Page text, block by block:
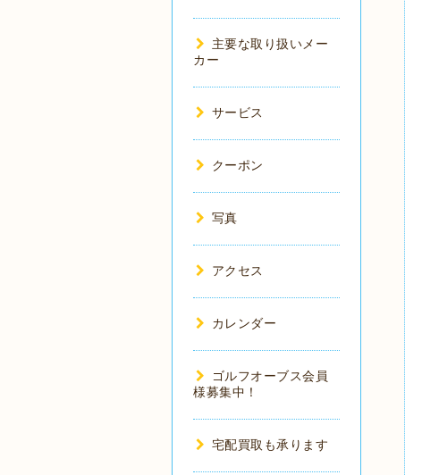
主要な取り扱いメー
カー
サービス
クーポン
写真
アクセス
カレンダー
ゴルフオーブス会員
様募集中！
宅配買取も承ります